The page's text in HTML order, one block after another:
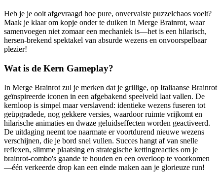
Heb je je ooit afgevraagd hoe pure, onvervalste puzzelchaos voelt?
Maak je klaar om kopje onder te duiken in Merge Brainrot, waar
samenvoegen niet zomaar een mechaniek is—het is een hilarisch,
hersen-brekend spektakel van absurde wezens en onvoorspelbaar
plezier!
Wat is de Kern Gameplay?
In Merge Brainrot zul je merken dat je grillige, op Italiaanse Brainrot
geïnspireerde iconen in een afgebakend speelveld laat vallen. De
kernloop is simpel maar verslavend: identieke wezens fuseren tot
geüpgradede, nog gekkere versies, waardoor ruimte vrijkomt en
hilarische animaties en dwaze geluidseffecten worden geactiveerd.
De uitdaging neemt toe naarmate er voortdurend nieuwe wezens
verschijnen, die je bord snel vullen. Succes hangt af van snelle
reflexen, slimme plaatsing en strategische kettingreacties om je
brainrot-combo's gaande te houden en een overloop te voorkomen
—één verkeerde drop kan een einde maken aan je glorieuze run!